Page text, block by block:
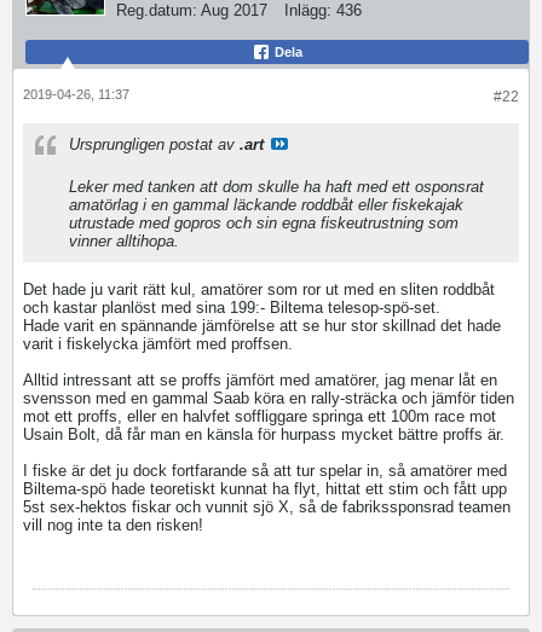
Reg.datum: Aug 2017 Inlägg: 436
Dela
#22
2019-04-26, 11:37
Ursprungligen postat av .art
Leker med tanken att dom skulle ha haft med ett osponsrat
amatörlag i en gammal läckande roddbåt eller fiskekajak
utrustade med gopros och sin egna fiskeutrustning som
vinner alltihopa.
Det hade ju varit rätt kul, amatörer som ror ut med en sliten roddbåt
och kastar planlöst med sina 199:- Biltema telesop-spö-set.
Hade varit en spännande jämförelse att se hur stor skillnad det hade
varit i fiskelycka jämfört med proffsen.
Alltid intressant att se proffs jämfört med amatörer, jag menar låt en
svensson med en gammal Saab köra en rally-sträcka och jämför tiden
mot ett proffs, eller en halvfet soffliggare springa ett 100m race mot
Usain Bolt, då får man en känsla för hurpass mycket bättre proffs är.
I fiske är det ju dock fortfarande så att tur spelar in, så amatörer med
Biltema-spö hade teoretiskt kunnat ha flyt, hittat ett stim och fått upp
5st sex-hektos fiskar och vunnit sjö X, så de fabrikssponsrad teamen
vill nog inte ta den risken!